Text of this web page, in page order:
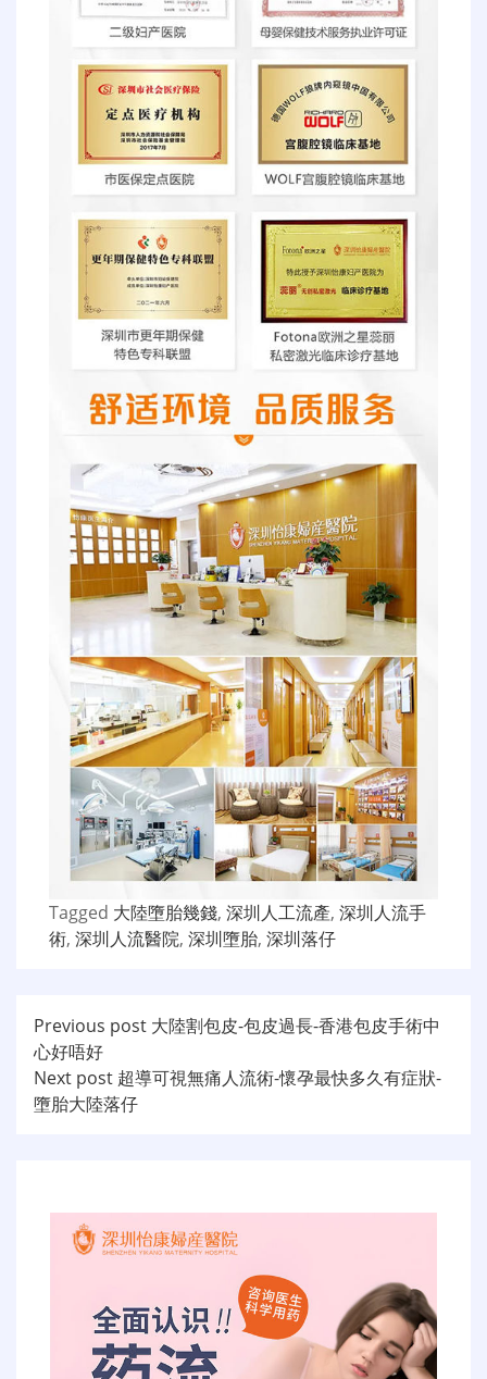
Tagged 大陸墮胎幾錢, 深圳人工流產, 深圳人流手
術, 深圳人流醫院, 深圳墮胎, 深圳落仔
文
章
导
Previous post 大陸割包皮-包皮過長-香港包皮手術中
心好唔好
Next post 超導可視無痛人流術-懷孕最快多久有症狀-
墮胎大陸落仔